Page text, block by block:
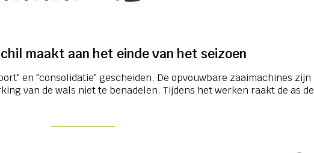
maakt aan het einde van het seizoen
en "consolidatie" gescheiden. De opvouwbare zaaimachines zijn
van de wals niet te benadelen. Tijdens het werken raakt de as de